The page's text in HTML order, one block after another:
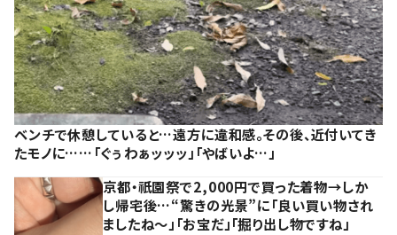
ベンチで休憩していると…遠方に違和感。その後、近付いてき
たモノに……「ぐぅわぁッッッ」「やばいよ…」
京都・祇園祭で2,000円で買った着物→しか
し帰宅後…“驚きの光景”に「良い買い物され
ましたね～」「お宝だ」「掘り出し物ですね」